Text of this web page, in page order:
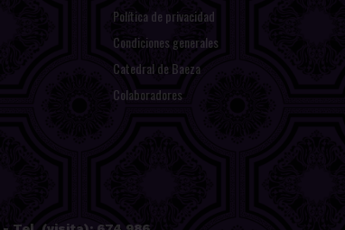
Política de privacidad
Condiciones generales
Catedral de Baeza
Colaboradores